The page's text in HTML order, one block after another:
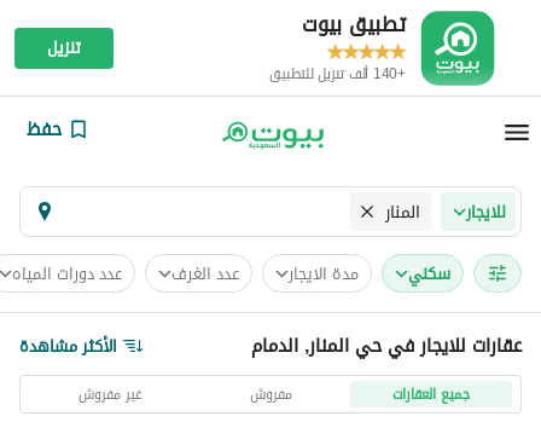
تطبيق بيوت
+140 ألف تنزيل للتطبيق
تنزيل
حفظ
للايجار المنار
سكني مدة الايجار عدد الغرف عدد دورات المياه
عقارات للايجار في حي المنار, الدمام الأكثر مشاهدة
جميع العقارات مفروش غير مفروش